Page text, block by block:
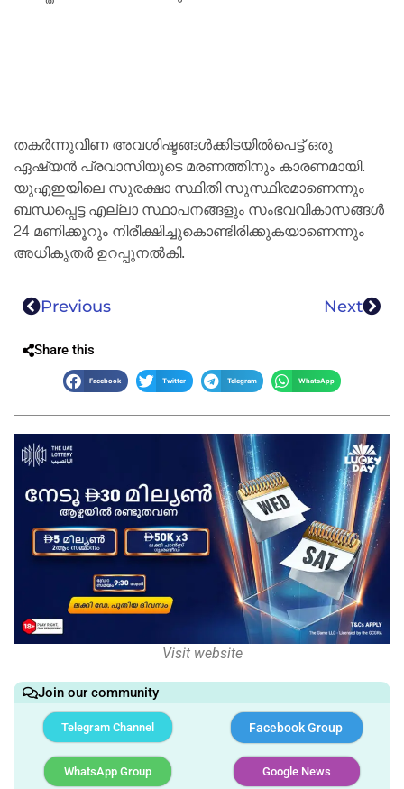
തകർന്നുവീണ അവശിഷ്ടങ്ങൾക്കിടയിൽപെട്ട് ഒരു
ഏഷ്യൻ പ്രവാസിയുടെ മരണത്തിനും കാരണമായി.
യുഎഇയിലെ സുരക്ഷാ സ്ഥിതി സുസ്ഥിരമാണെന്നും
ബന്ധപ്പെട്ട എല്ലാ സ്ഥാപനങ്ങളും സംഭവവികാസങ്ങൾ
24 മണിക്കൂറും നിരീക്ഷിച്ചുകൊണ്ടിരിക്കുകയാണെന്നും
അധികൃതർ ഉറപ്പുനൽകി.
Previous Next
Share this
Facebook Twitter Telegram WhatsApp
Visit website
Join our community
Telegram Channel Facebook Group
WhatsApp Group Google News